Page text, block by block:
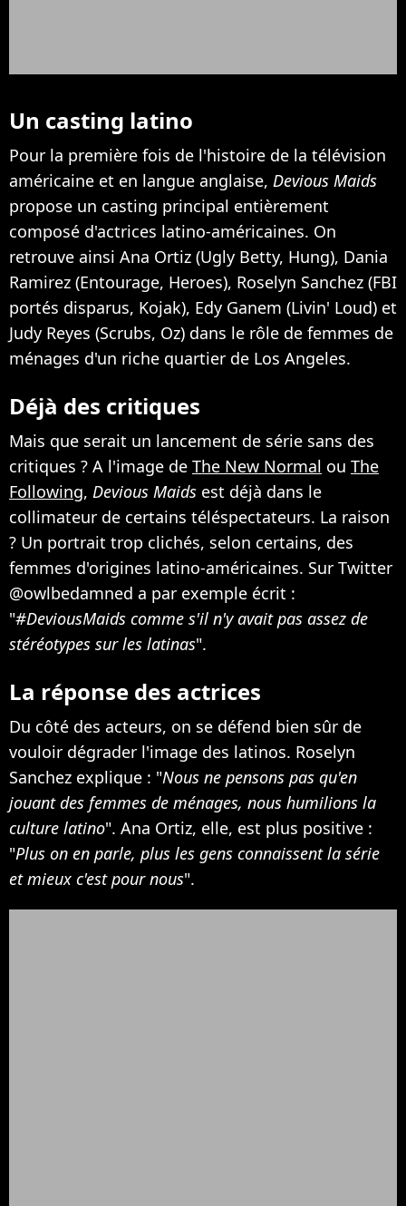
Un casting latino
Pour la première fois de l'histoire de la télévision
américaine et en langue anglaise, Devious Maids
propose un casting principal entièrement
composé d'actrices latino-américaines. On
retrouve ainsi Ana Ortiz (Ugly Betty, Hung), Dania
Ramirez (Entourage, Heroes), Roselyn Sanchez (FBI
portés disparus, Kojak), Edy Ganem (Livin' Loud) et
Judy Reyes (Scrubs, Oz) dans le rôle de femmes de
ménages d'un riche quartier de Los Angeles.
Déjà des critiques
Mais que serait un lancement de série sans des
critiques ? A l'image de The New Normal ou The
Following, Devious Maids est déjà dans le
collimateur de certains téléspectateurs. La raison
? Un portrait trop clichés, selon certains, des
femmes d'origines latino-américaines. Sur Twitter
@owlbedamned a par exemple écrit :
"#DeviousMaids comme s'il n'y avait pas assez de
stéréotypes sur les latinas".
La réponse des actrices
Du côté des acteurs, on se défend bien sûr de
vouloir dégrader l'image des latinos. Roselyn
Sanchez explique : "Nous ne pensons pas qu'en
jouant des femmes de ménages, nous humilions la
culture latino". Ana Ortiz, elle, est plus positive :
"Plus on en parle, plus les gens connaissent la série
et mieux c'est pour nous".